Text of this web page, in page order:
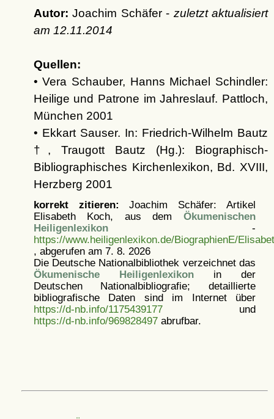
Autor: Joachim Schäfer - zuletzt aktualisiert
am 12.11.2014
Quellen:
• Vera Schauber, Hanns Michael Schindler:
Heilige und Patrone im Jahreslauf. Pattloch,
München 2001
• Ekkart Sauser. In: Friedrich-Wilhelm Bautz
†, Traugott Bautz (Hg.): Biographisch-
Bibliographisches Kirchenlexikon, Bd. XVIII,
Herzberg 2001
korrekt zitieren: Joachim Schäfer: Artikel
Elisabeth Koch, aus dem Ökumenischen
Heiligenlexikon-
https://www.heiligenlexikon.de/BiographienE/
, abgerufen am 7. 8. 2026
Die Deutsche Nationalbibliothek verzeichnet das
Ökumenische Heiligenlexikonin der
Deutschen Nationalbibliografie; detaillierte
bibliografische Daten sind im Internet über
https://d-nb.info/1175439177und
https://d-nb.info/969828497abrufbar.